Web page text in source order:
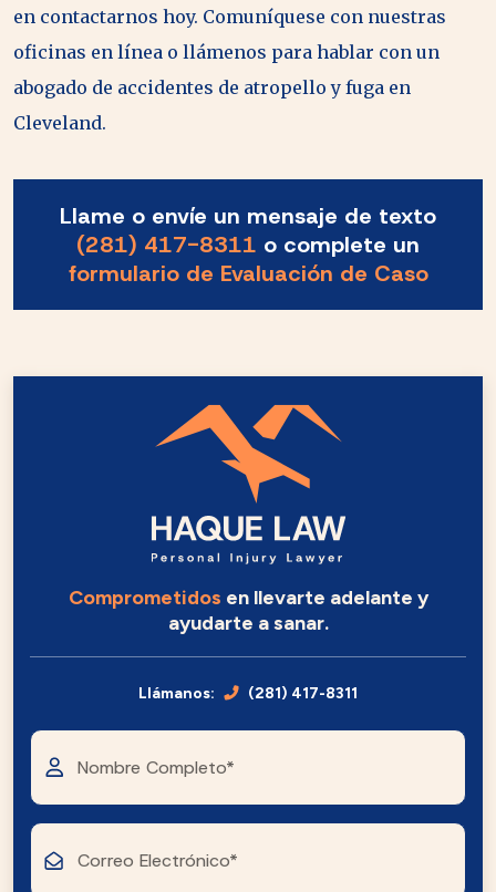
en contactarnos hoy. Comuníquese con nuestras
oficinas en línea o llámenos para hablar con un
abogado de accidentes de atropello y fuga en
Cleveland.
Llame o envíe un mensaje de texto
(281) 417-8311 o complete un
formulario de Evaluación de Caso
Comprometidos en llevarte adelante y
ayudarte a sanar.
Llámanos: (281) 417-8311